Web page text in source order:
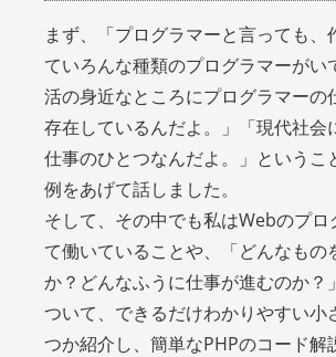
まず、「プログラマーと言っても、
ていろんな種類のプログラマーがい
活の身近なところにプログラマーの
存在しているんだよ。」「現代社会
仕事のひとつなんだよ。」というこ
例をあげて話しました。
そして、その中でも私はWebのプロ
て働いていることや、「どんなもの
か？どんなふうに仕事が進むのか？
ついて、できるだけわかりやすい小
つか紹介し、簡単なPHPのコード解